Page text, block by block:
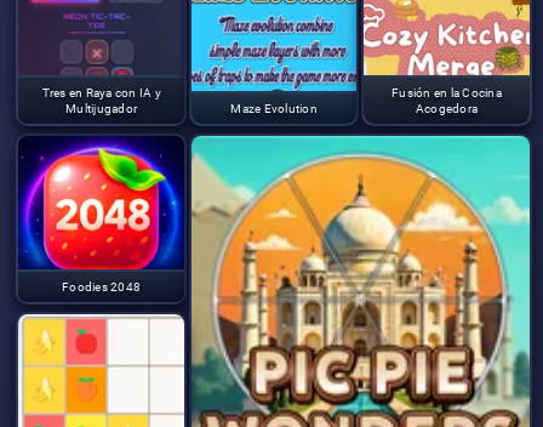
Tres en Raya con IA y
Multijugador
Maze Evolution
Fusión en la Cocina
Acogedora
Foodies 2048